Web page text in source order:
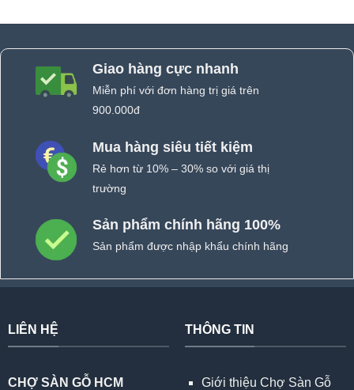
Giao hàng cực nhanh
Miễn phí với đơn hàng trị giá trên
900.000đ
Mua hàng siêu tiết kiệm
Rẻ hơn từ 10% – 30% so với giá thị
trường
Sản phẩm chính hãng 100%
Sản phẩm được nhập khẩu chính hãng
LIÊN HỆ
CHỢ SÀN GỖ HCM
THÔNG TIN
Giới thiệu Chợ Sàn Gỗ